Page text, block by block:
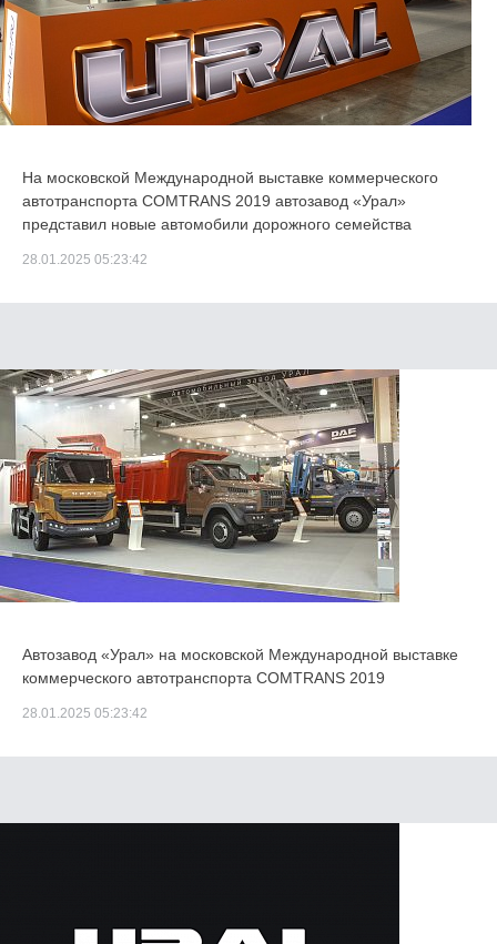
На московской Международной выставке коммерческого
автотранспорта COMTRANS 2019 автозавод «Урал»
представил новые автомобили дорожного семейства
28.01.2025 05:23:42
Автозавод «Урал» на московской Международной выставке
коммерческого автотранспорта COMTRANS 2019
28.01.2025 05:23:42